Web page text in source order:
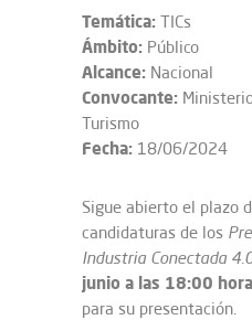
Temática: TICs
Ámbito: Público
Alcance: Nacional
Convocante:
Turismo
Fecha: 18/06/2024
Sigue abierto el plazo
candidaturas de los
Industria Conectada
junio a las 18:00
para su presentación.